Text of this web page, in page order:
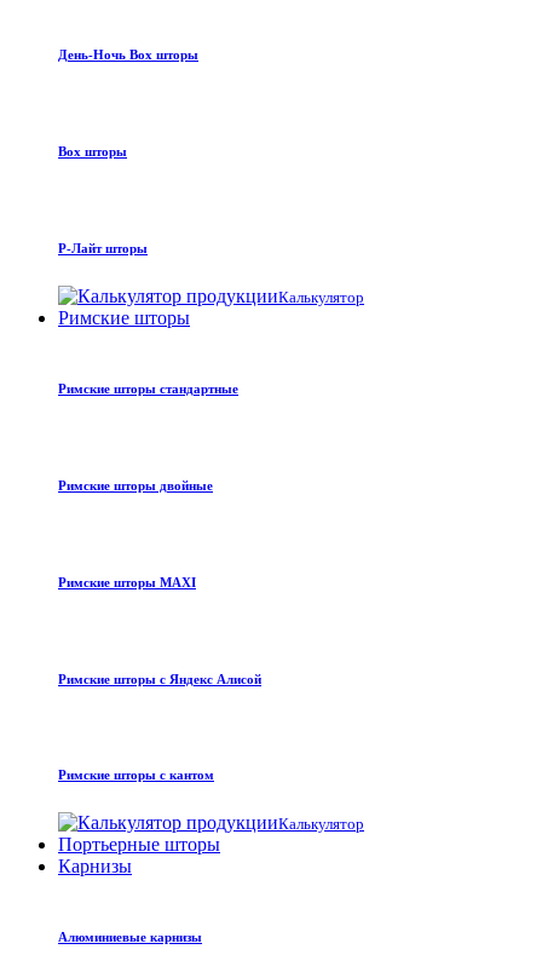
День-Ночь Box шторы
Box шторы
Р-Лайт шторы
Калькулятор
Римские шторы
Римские шторы стандартные
Римские шторы двойные
Римские шторы MAXI
Римские шторы с Яндекс Алисой
Римские шторы с кантом
Калькулятор
Портьерные шторы
Карнизы
Алюминиевые карнизы